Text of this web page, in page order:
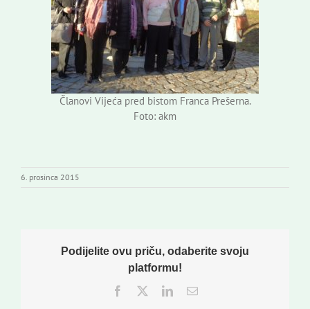
Članovi Vijeća pred bistom Franca Prešerna.
Foto: akm
6. prosinca 2015
Podijelite ovu priču, odaberite svoju
platformu!
Facebook
TwitterLinkedInEmail: